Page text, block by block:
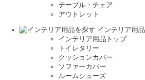
テーブル・チェア
アウトレット
インテリア用品
インテリア用品トップ
トイレタリー
クッションカバー
ソファーカバー
ルームシューズ